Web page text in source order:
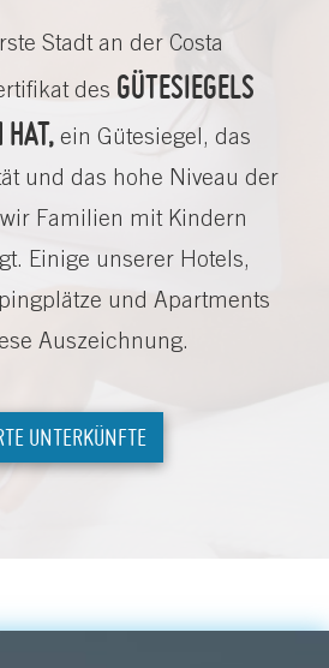
Stadt an der Costa
des GÜTESIEGELS
ein Gütesiegel, das
und das hohe Niveau der
Familien mit Kindern
Einige unserer Hotels,
und Apartments
Auszeichnung.
UNTERKÜNFTE